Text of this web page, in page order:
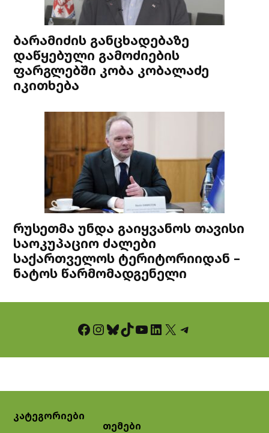
ბარამიძის განცხადებაზე
დაწყებული გამოძიების
ფარგლებში კობა კობალაძე
იკითხება
რუსეთმა უნდა გაიყვანოს თავისი
საოკუპაციო ძალები
საქართველოს ტერიტორიიდან –
ნატოს წარმომადგენელი
Facebook InstagramBluesky TikTok YouTube LinkedIn X Telegram
კატეგორიები
თემები